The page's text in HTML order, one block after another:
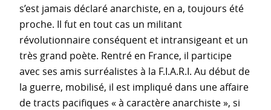
s’est jamais déclaré anarchiste, en a, toujours été
proche. Il fut en tout cas un militant
révolutionnaire conséquent et intransigeant et un
très grand poète. Rentré en France, il participe
avec ses amis surréalistes à la F.I.A.R.I. Au début de
la guerre, mobilisé, il est impliqué dans une affaire
de tracts pacifiques « à caractère anarchiste », si